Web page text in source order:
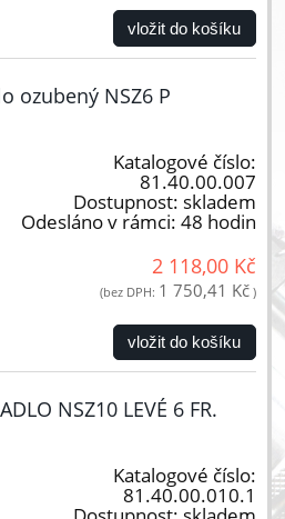
vložit do košíku
ozubený NSZ6 P
Katalogové číslo:
81.40.00.007
Dostupnost: skladem
Odesláno v rámci: 48 hodin
2 118,00 Kč
(bez DPH: 1 750,41 Kč )
vložit do košíku
NSZ10 LEVÉ 6 FR.
Katalogové číslo:
81.40.00.010.1